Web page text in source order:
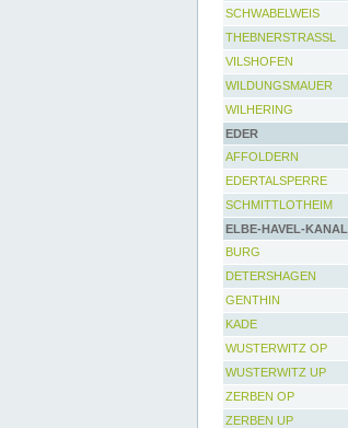
SCHWABELWEIS
THEBNERSTRASSL
VILSHOFEN
WILDUNGSMAUER
WILHERING
EDER
AFFOLDERN
EDERTALSPERRE
SCHMITTLOTHEIM
ELBE-HAVEL-KANAL
BURG
DETERSHAGEN
GENTHIN
KADE
WUSTERWITZ OP
WUSTERWITZ UP
ZERBEN OP
ZERBEN UP